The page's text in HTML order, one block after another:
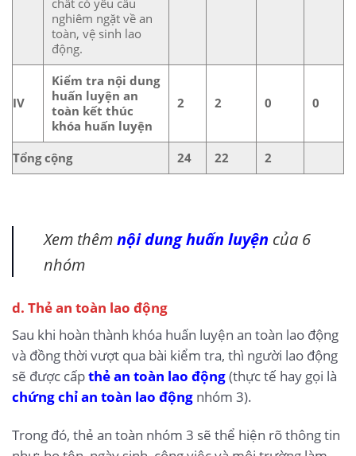
nghiêm ngặt về an
toàn, vệ sinh lao
động.
IV
Kiểm tra nội dung
huấn luyện an
toàn kết thúc
khóa huấn luyện
2 2 0 0
Tổng cộng 24 22 2
Xem thêmnội dung huấn luyện của 6
nhóm
d. Thẻ an toàn lao động
Sau khi hoàn thành khóa huấn luyện an toàn lao động
và đồng thời vượt qua bài kiểm tra, thì người lao động
sẽ được cấpthẻ an toàn lao động(thực tế hay gọi là
chứng chỉ an toàn lao động nhóm 3).
Trong đó, thẻ an toàn nhóm 3 sẽ thể hiện rõ thông tin